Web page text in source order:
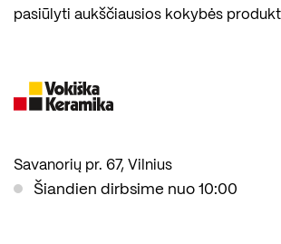
pasiūlyti aukščiausios kokybės
Savanorių pr. 67, Vilnius
Šiandien dirbsime nuo 10:00